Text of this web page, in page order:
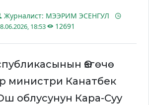
Журналист: МЭЭРИМ ЭСЕНГУЛ
18:53 12691
Өзгөчө
министри Канатбек
облусунун Кара-Суу